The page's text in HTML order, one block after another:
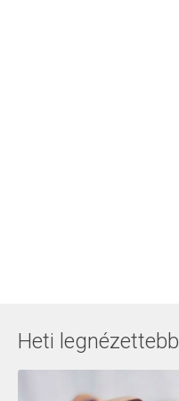
Heti legnézettebb